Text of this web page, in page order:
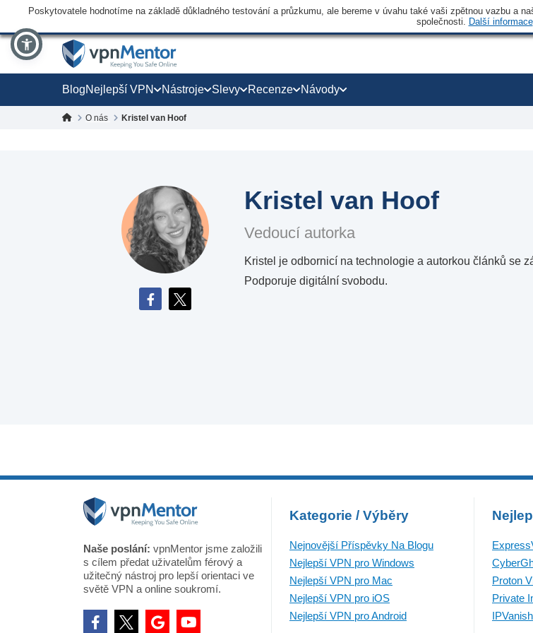
Poskytovatele hodnotíme na základě důkladného testování a průzkumu, ale bereme v úvahu také vaši zpětnou vazbu a
společnosti. Další informace
BlogNejlepší VPN Nástroje Slevy Recenze Návody
O nás Kristel van Hoof
Kristel van Hoof
Vedoucí autorka
Kristel je odbornicí na technologie a autorkou článků se
Podporuje digitální svobodu.
Naše poslání: vpnMentor jsme založili
s cílem předat uživatelům férový a
užitečný nástroj pro lepší orientaci ve
světě VPN a online soukromí.
Kategorie / Výběry
Nejnovější Příspěvky Na Blogu
Nejlepší VPN pro Windows
Nejlepší VPN pro Mac
Nejlepší VPN pro iOS
Nejlepší VPN pro Android
Proton
Private